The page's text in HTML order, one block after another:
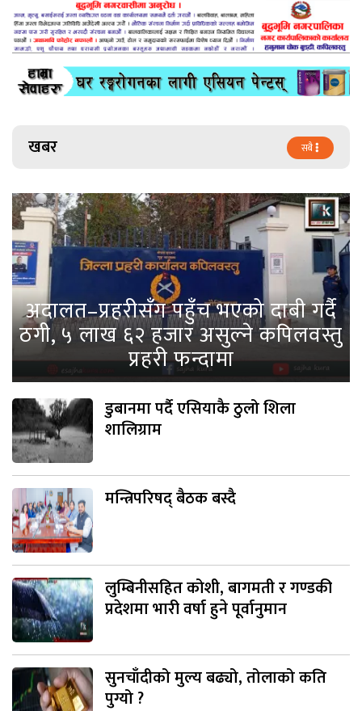
खबर सबै
अदालत–प्रहरीसँग पहुँच भएको दाबी गर्दै
ठगी, ५ लाख ६२ हजार असुल्ने कपिलवस्तु
प्रहरी फन्दामा
डुबानमा पर्दै एसियाकै ठुलो शिला
शालिग्राम
मन्त्रिपरिषद् बैठक बस्दै
लुम्बिनीसहित कोशी, बागमती र गण्डकी
प्रदेशमा भारी वर्षा हुने पूर्वानुमान
सुनचाँदीको मुल्य बढ्यो, तोलाको कति
पुग्यो ?